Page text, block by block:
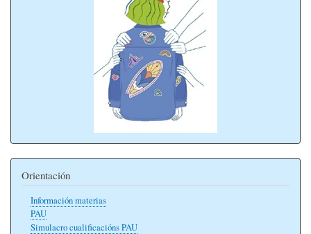
Orientación
Información materias
PAU
Simulacro cualificacións PAU